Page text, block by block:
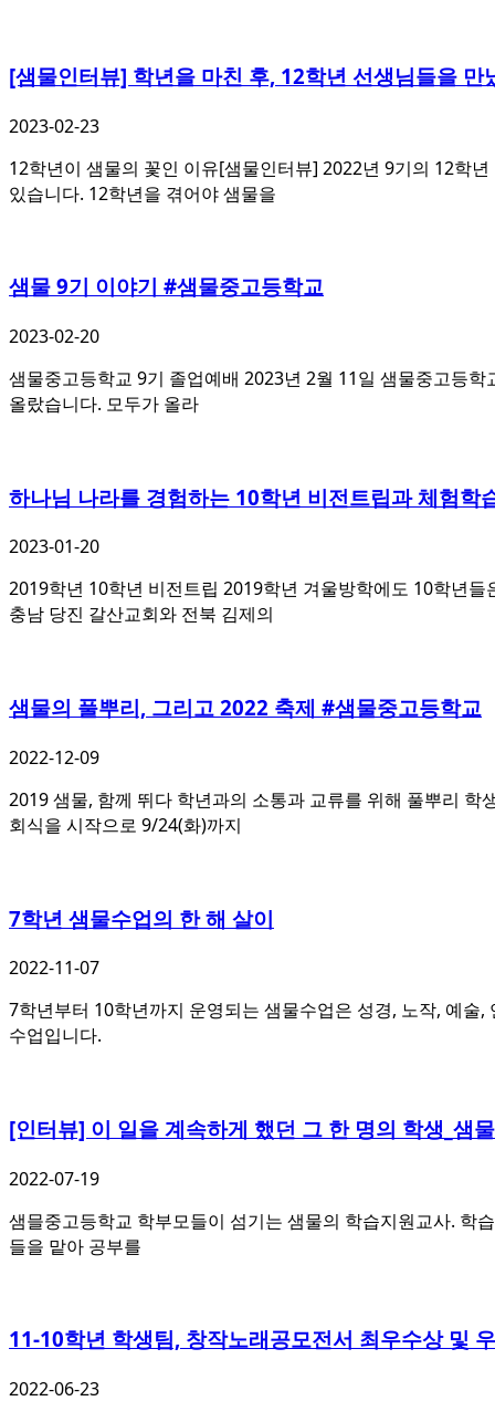
[샘물인터뷰] 학년을 마친 후, 12학년 선생님들을
2023-02-23
12학년이 샘물의 꽃인 이유[샘물인터뷰] 2022년 9기의 12학
있습니다. 12학년을 겪어야 샘물을
샘물 9기 이야기 #샘물중고등학교
2023-02-20
샘물중고등학교 9기 졸업예배 2023년 2월 11일 샘물중고등
올랐습니다. 모두가 올라
하나님 나라를 경험하는 10학년 비전트립과 체험학
2023-01-20
2019학년 10학년 비전트립 2019학년 겨울방학에도 10학년
충남 당진 갈산교회와 전북 김제의
샘물의 풀뿌리, 그리고 2022 축제 #샘물중고등학교
2022-12-09
2019 샘물, 함께 뛰다 학년과의 소통과 교류를 위해 풀뿌리
회식을 시작으로 9/24(화)까지
7학년 샘물수업의 한 해 살이
2022-11-07
7학년부터 10학년까지 운영되는 샘물수업은 성경, 노작, 예술
수업입니다.
[인터뷰] 이 일을 계속하게 했던 그 한 명의 학생_샘
2022-07-19
샘믈중고등학교 학부모들이 섬기는 샘물의 학습지원교사. 학
들을 맡아 공부를
11-10학년 학생팀, 창작노래공모전서 최우수상 및
2022-06-23